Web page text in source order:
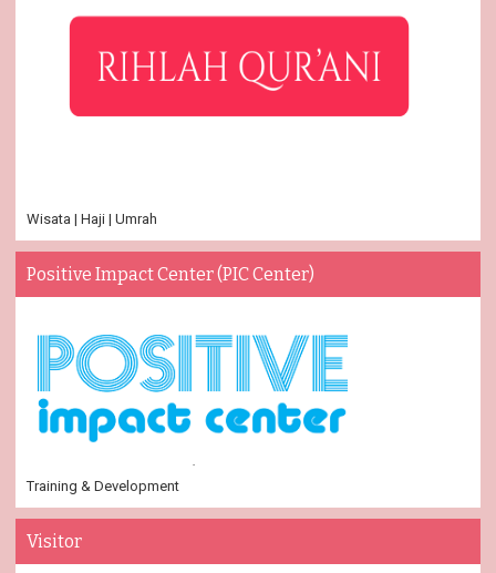
Wisata | Haji | Umrah
Positive Impact Center (PIC Center)
Training & Development
Visitor